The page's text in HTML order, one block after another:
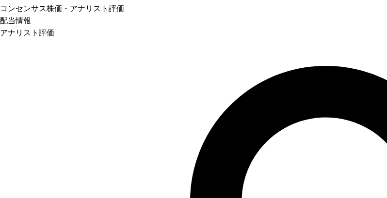
コンセンサス株価 ・アナリスト評価
配当情報
アナリスト評価